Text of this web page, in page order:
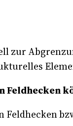
zur
Feldhecken
Feldhecken